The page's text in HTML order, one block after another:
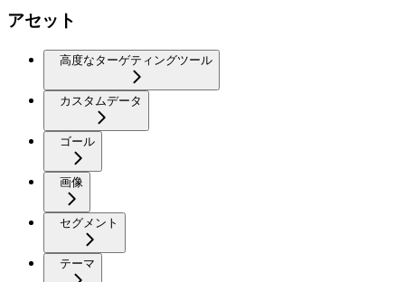
アセット
高度なターゲティングツール
カスタムデータ
ゴール
画像
セグメント
テーマ